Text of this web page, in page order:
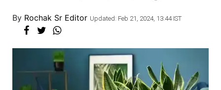
टेक्नोलॉजी
हेल्थ
खाना
By Rochak Sr Editor Updated: Feb 21, 2024, 13:44 IST